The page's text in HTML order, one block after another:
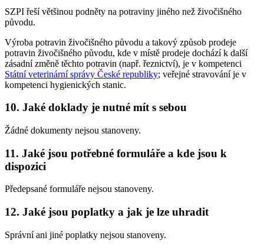
SZPI řeší většinou podněty na potraviny jiného než živočišného
původu.
Výroba potravin živočišného původu a takový způsob prodeje
potravin živočišného původu, kde v místě prodeje dochází k další
zásadní změně těchto potravin (např. řeznictví), je v kompetenci
Státní veterinární správy České republiky; veřejné stravování je v
kompetenci hygienických stanic.
10. Jaké doklady je nutné mít s sebou
Žádné dokumenty nejsou stanoveny.
11. Jaké jsou potřebné formuláře a kde jsou k
dispozici
Předepsané formuláře nejsou stanoveny.
12. Jaké jsou poplatky a jak je lze uhradit
Správní ani jiné poplatky nejsou stanoveny.